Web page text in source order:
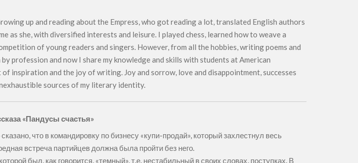
up and reading about the Empress, who got reading a lot, translated English authors
as she, with diversified interests and leisure. I played chess, learned how to weave a
of young readers and singers. However, from all the hobbies, writing poems and
profession and now I share my knowledge and skills with students at American
inspiration and the joy of writing. Joy and sorrow, love and disappointment, successes
sources of my literary identity.
«Пандусы счастья»
что в командировку по бизнесу «купи-продай», который захлестнул весь
встреча партийцев должна была пройти без него.
был, как говорится, «темный», т.е. нестабильный в своих словах, поступках. В